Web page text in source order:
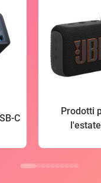
C
Prodotti
l'estate